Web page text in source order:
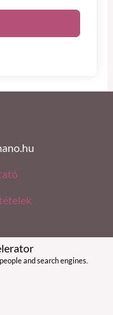
and search engines.